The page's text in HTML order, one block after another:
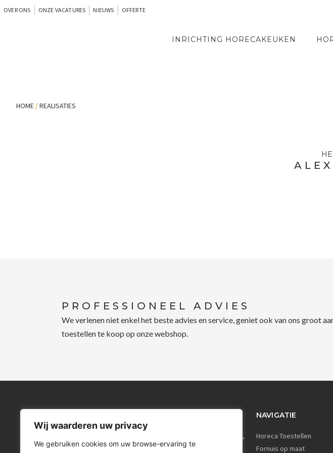
Wij waarderen uw privacy
We gebruiken cookies om uw browse-ervaring te
OVER ONS ONZE VACATURES NIEUWS OFFERTE
INRICHTING HORECAKEUKEN
HOME /REALISATIES
PROFESSIONEEL ADVIES
We verlenen niet enkel het beste advies en service, geniet ook van ons groot
toestellen te koop op onze webshop.
@.:info@servito.be
Dendermondesteenweg 256,
9070 Destelbergen
NAVIGATIE
Horeca Toestellen
Fornuis op maat